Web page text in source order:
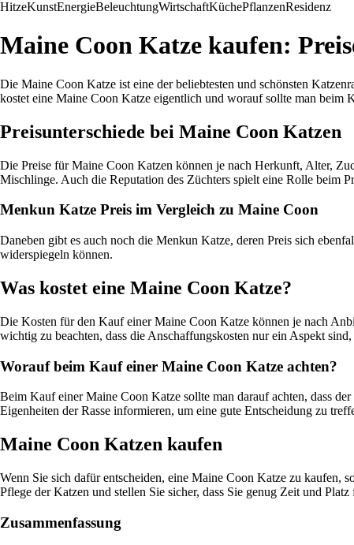
HitzeKunstEnergieBeleuchtungWirtschaftKüchePflanzenResidenz
Maine Coon Katze kaufen:
Die Maine Coon Katze ist eine der beliebtesten und schönsten
kostet eine Maine Coon Katze eigentlich und worauf sollte man beim
Preisunterschiede bei Maine Coon Katzen
Die Preise für Maine Coon Katzen können je nach Herkunft, Alter,
Mischlinge. Auch die Reputation des Züchters spielt eine Rolle beim
Menkun Katze Preis im Vergleich zu Maine Coon
Daneben gibt es auch noch die Menkun Katze, deren Preis sich
widerspiegeln können.
Was kostet eine Maine Coon Katze?
Die Kosten für den Kauf einer Maine Coon Katze können je nach
wichtig zu beachten, dass die Anschaffungskosten nur ein Aspekt
Worauf beim Kauf einer Maine Coon Katze achten?
Beim Kauf einer Maine Coon Katze sollte man darauf achten, dass
Eigenheiten der Rasse informieren, um eine gute Entscheidung zu
Maine Coon Katzen kaufen
Wenn Sie sich dafür entscheiden, eine Maine Coon Katze zu kaufen,
Pflege der Katzen und stellen Sie sicher, dass Sie genug Zeit und
Zusammenfassung